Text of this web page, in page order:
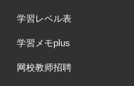
学習レベル表
学習メモplus
网校教师招聘